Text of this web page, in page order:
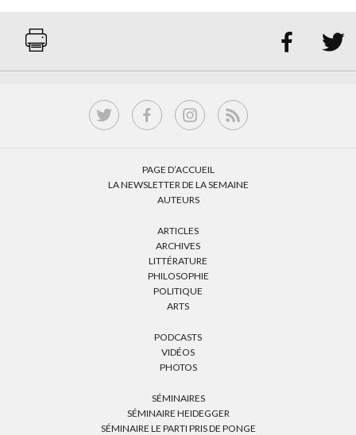
 
PAGE D’ACCUEIL
LA NEWSLETTER DE LA SEMAINE
AUTEURS
ARTICLES
ARCHIVES
LITTÉRATURE
PHILOSOPHIE
POLITIQUE
ARTS
PODCASTS
VIDÉOS
PHOTOS
SÉMINAIRES
SÉMINAIRE HEIDEGGER
SÉMINAIRE LE PARTI PRIS DE PONGE